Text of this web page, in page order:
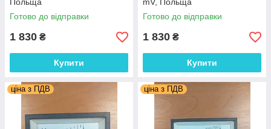
Готово до відправки
1 830 ₴
Купити
Готово до відправки
1 830 ₴
Купити
ціна з ПДВ ціна з ПДВ